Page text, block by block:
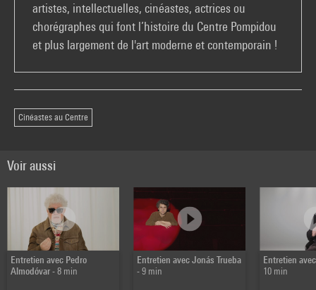
artistes, intellectuelles, cinéastes, actrices ou
chorégraphes qui font l’histoire du Centre Pompidou
et plus largement de l'art moderne et contemporain !
Cinéastes au Centre
Voir aussi
Entretien avec Pedro
Almodóvar- 8 min
Entretien avec Jonás Trueba
- 9 min
Entretien
10 min